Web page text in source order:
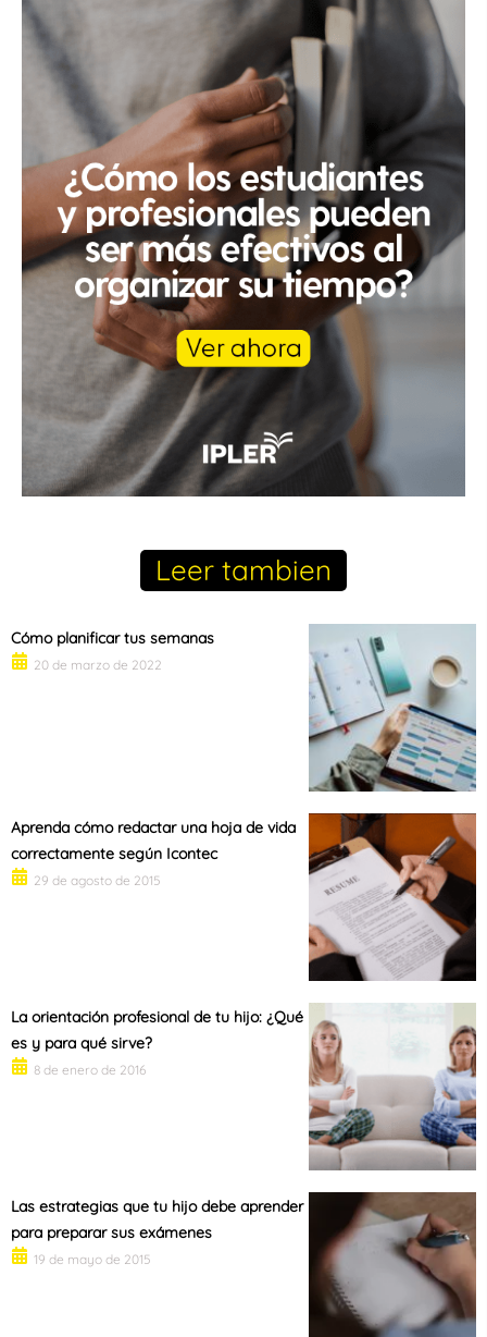
Leer tambien
Cómo planificar tus semanas
20 de marzo de 2022
Aprenda cómo redactar una hoja de vida
correctamente según Icontec
29 de agosto de 2015
La orientación profesional de tu hijo: ¿Qué
es y para qué sirve?
8 de enero de 2016
Las estrategias que tu hijo debe aprender
para preparar sus exámenes
19 de mayo de 2015